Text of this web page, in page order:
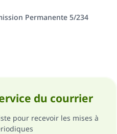
Permanente 5/234
du courrier
pour recevoir les mises à
des réponses.